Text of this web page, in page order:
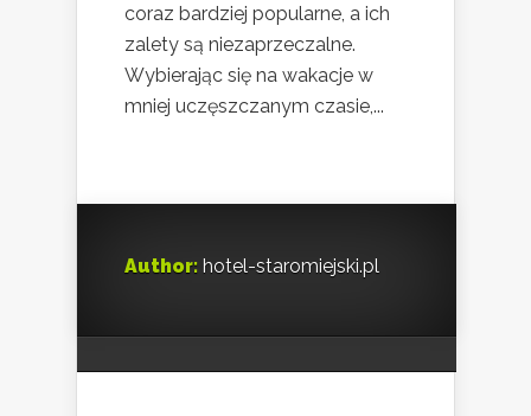
coraz bardziej popularne, a ich
zalety są niezaprzeczalne.
Wybierając się na wakacje w
mniej uczęszczanym czasie,...
Author: hotel-staromiejski.pl